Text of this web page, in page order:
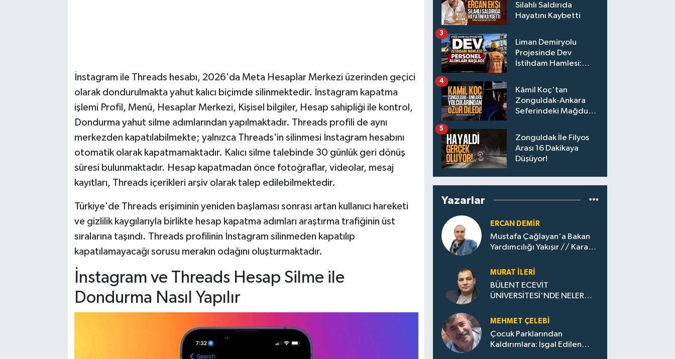
İnstagram ile Threads hesabı, 2026'da Meta Hesaplar Merkezi üzerinden geçici
olarak dondurulmakta yahut kalıcı biçimde silinmektedir. İnstagram kapatma
işlemi Profil, Menü, Hesaplar Merkezi, Kişisel bilgiler, Hesap sahipliği ile kontrol,
Dondurma yahut silme adımlarından yapılmaktadır. Threads profili de aynı
merkezden kapatılabilmekte; yalnızca Threads'in silinmesi İnstagram hesabını
otomatik olarak kapatmamaktadır. Kalıcı silme talebinde 30 günlük geri dönüş
süresi bulunmaktadır. Hesap kapatmadan önce fotoğraflar, videolar, mesaj
kayıtları, Threads içerikleri arşiv olarak talep edilebilmektedir.
Türkiye'de Threads erişiminin yeniden başlaması sonrası artan kullanıcı hareketi
ve gizlilik kaygılarıyla birlikte hesap kapatma adımları araştırma trafiğinin üst
sıralarına taşındı. Threads profilinin İnstagram silinmeden kapatılıp
kapatılamayacağı sorusu merakın odağını oluşturmaktadır.
İnstagram ve Threads Hesap Silme ile
Dondurma Nasıl Yapılır
Silahlı Saldırıda
Hayatını Kaybetti
Liman Demiryolu
Projesinde Dev
İstihdam Hamlesi:
3
Kâmil Koç'tan
Zonguldak-Ankara
Seferindeki Mağdur
4
Zonguldak İle Filyos
Arası 16 Dakikaya
Düşüyor!
5
Yazarlar
ERCAN DEMIR
Mustafa Çağlayan'a Bakan
Yardımcılığı Yakışır // ​Kara
Zonguldak'ın Dönüşümü..
MURAT İLERI
BÜLENT ECEVİT
ÜNİVERSİTESİ'NDE NELER
MEHMET ÇELEBI
Çocuk Parklarından
Kaldırımlara: İşgal Edilen